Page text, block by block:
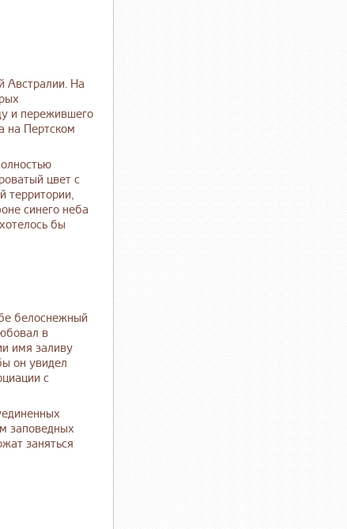
Австралии. На
и пережившего
на Пертском
цвет с
территории,
синего неба
бы
белоснежный
в
имя заливу
он увидел
с
заповедных
заняться